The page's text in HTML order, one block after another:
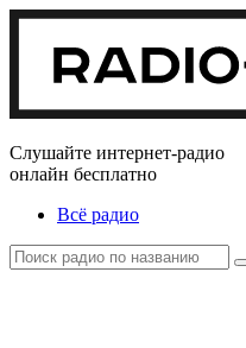
Слушайте интернет-радио
онлайн бесплатно
Всё радио